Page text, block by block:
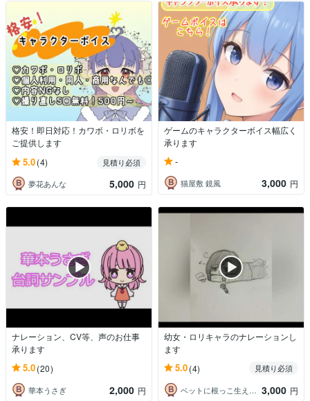
格安！即日対応！カワボ・ロリボを
ご提供します
5.0(4)
見積り必須
夢花あんな
5,000 円
ゲームのキャラクターボイス幅広く
承ります
-
猫屋敷 鏡風 3,000 円
ナレーション、CV等、声のお仕事
承ります
5.0(20)
華本うさぎ 2,000 円
幼女・ロリキャラのナレーションし
ます
5.0(4)
見積り必須
ベットに根っこ生えてる系
3,000 円